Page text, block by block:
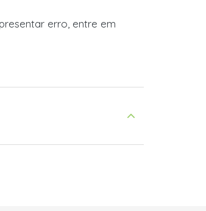
erro, entre em